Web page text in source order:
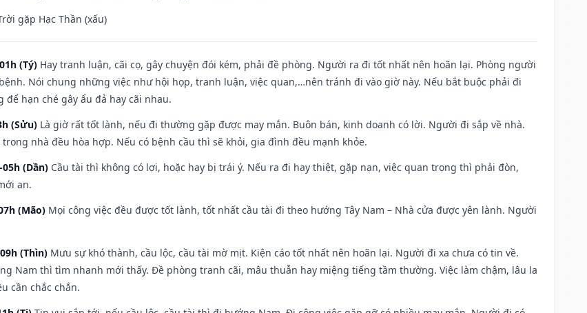
gặp Hạc Thần (xấu)
(Tý) Hay tranh luận, cãi cọ, gây chuyện đói kém, phải đề phòng. Người ra đi tốt nhất nên hoãn lại. Phòng người
Nói chung những việc như hội họp, tranh luận, việc quan,…nên tránh đi vào giờ này. Nếu bắt buộc phải đi
hạn ché gây ẩu đả hay cãi nhau.
(Sửu) Là giờ rất tốt lành, nếu đi thường gặp được may mắn. Buôn bán, kinh doanh có lời. Người đi sắp về nhà.
nhà đều hòa hợp. Nếu có bệnh cầu thì sẽ khỏi, gia đình đều mạnh khỏe.
(Dần) Cầu tài thì không có lợi, hoặc hay bị trái ý. Nếu ra đi hay thiệt, gặp nạn, việc quan trọng thì phải đòn,
an.
(Mão) Mọi công việc đều được tốt lành, tốt nhất cầu tài đi theo hướng Tây Nam – Nhà cửa được yên lành. Người
(Thìn) Mưu sự khó thành, cầu lộc, cầu tài mờ mịt. Kiện cáo tốt nhất nên hoãn lại. Người đi xa chưa có tin về.
Nam thì tìm nhanh mới thấy. Đề phòng tranh cãi, mâu thuẫn hay miệng tiếng tầm thường. Việc làm chậm, lâu la
cần chắc chắn.